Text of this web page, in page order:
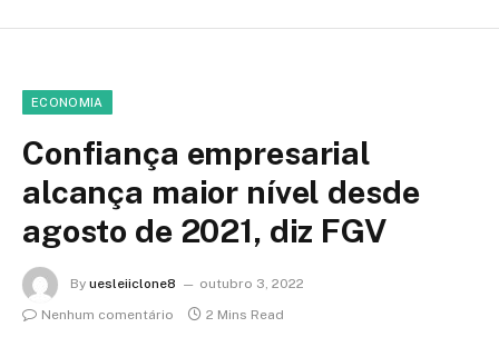
ECONOMIA
Confiança empresarial
alcança maior nível desde
agosto de 2021, diz FGV
By uesleiiclone8
outubro 3, 2022
Nenhum comentário
2 Mins Read